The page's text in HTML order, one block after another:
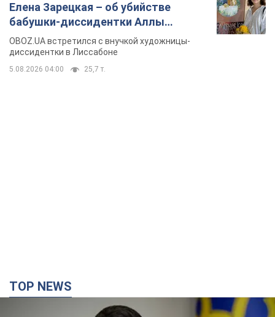
Елена Зарецкая – об убийстве
бабушки-диссидентки Аллы
Горской, критике сына Стуса и
бегстве в Португалию с пятью
детьми
OBOZ.UA встретился с внучкой художницы-
диссидентки в Лиссабоне
5.08.2026 04:00 25,7 т.
TOP NEWS